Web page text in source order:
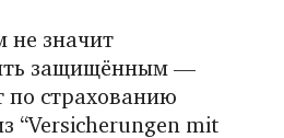
не значит
защищённым —
по страхованию
“Versicherungen mit